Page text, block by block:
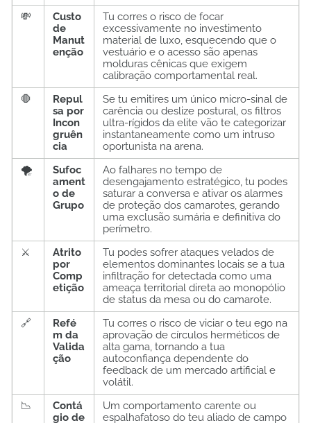
💸
Custo
de
Manut
enção
Tu corres o risco de focar
excessivamente no investimento
material de luxo, esquecendo que o
vestuário e o acesso são apenas
molduras cênicas que exigem
calibração comportamental real.
🛑
Repul
sa por
Incon
gruên
cia
Se tu emitires um único micro-sinal de
carência ou deslize postural, os filtros
ultra-rígidos da elite vão te categorizar
instantaneamente como um intruso
oportunista na arena.
🌪️
Sufoc
ament
o de
Grupo
Ao falhares no tempo de
desengajamento estratégico, tu podes
saturar a conversa e ativar os alarmes
de proteção dos camarotes, gerando
uma exclusão sumária e definitiva do
perímetro.
⚔️
Atrito
por
Comp
etição
Tu podes sofrer ataques velados de
elementos dominantes locais se a tua
infiltração for detectada como uma
ameaça territorial direta ao monopólio
de status da mesa ou do camarote.
🔗
Refé
m da
Valida
ção
Tu corres o risco de viciar o teu ego na
aprovação de círculos herméticos de
alta gama, tornando a tua
autoconfiança dependente do
feedback de um mercado artificial e
volátil.
📉
Contá
gio de
Um comportamento carente ou
espalhafatoso do teu aliado de campo